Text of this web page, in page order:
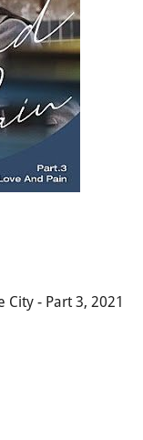
City - Part 3, 2021